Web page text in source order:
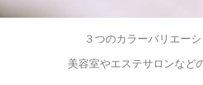
３つのカラーバリエー
美容室やエステサロンなど